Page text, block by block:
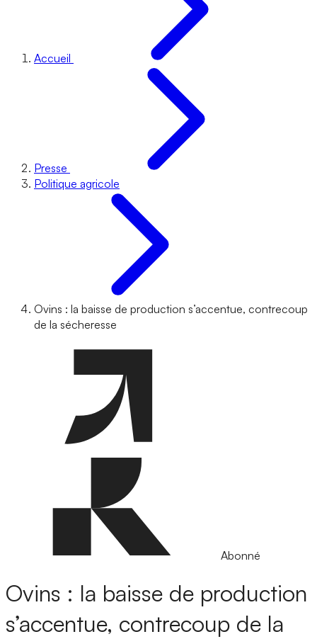
Accueil
Presse
Politique agricole
Ovins : la baisse de production s’accentue, contrecoup
de la sécheresse
Abonné
Ovins : la baisse de production
s’accentue, contrecoup de la